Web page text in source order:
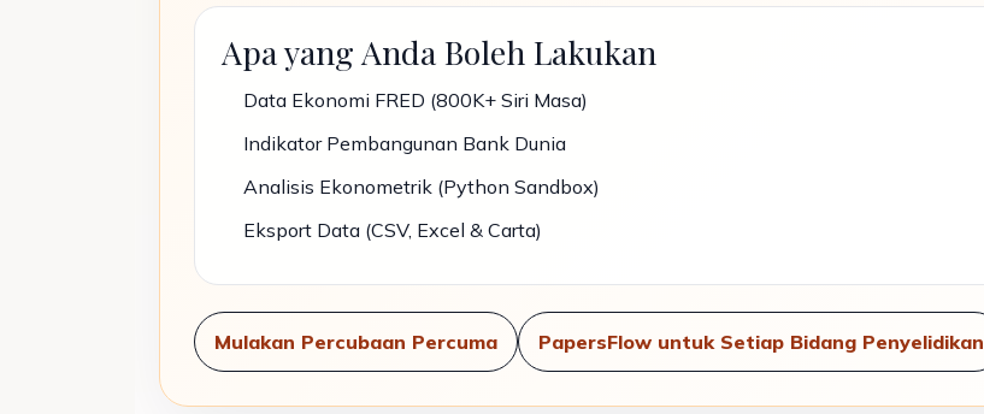
Apa yang Anda Boleh Lakukan
Data Ekonomi FRED (800K+ Siri Masa)
Indikator Pembangunan Bank Dunia
Analisis Ekonometrik (Python Sandbox)
Eksport Data (CSV, Excel & Carta)
Mulakan Percubaan Percuma PapersFlow untuk Setiap Bidang Penyelidikan